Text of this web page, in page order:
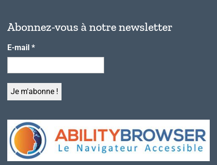
Abonnez-vous à notre newsletter
E-mail *